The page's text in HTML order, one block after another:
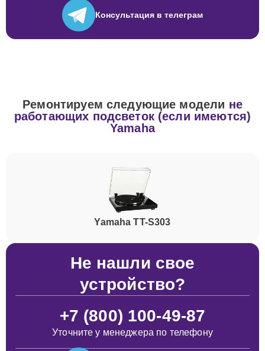
Консультация в телеграм
Ремонтируем следующие модели не
работающих подсветок (если имеются)
Yamaha
Yamaha TT-S303
Не нашли свое
устройство?
+7 (800) 100-49-87
Уточните у менеджера по телефону